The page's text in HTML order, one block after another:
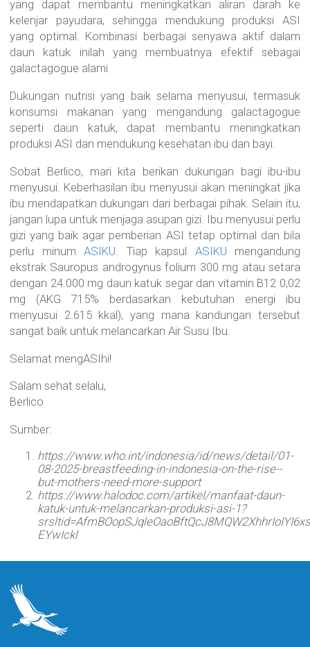
yang dapat membantu meningkatkan aliran darah ke
kelenjar payudara, sehingga mendukung produksi ASI
yang optimal. Kombinasi berbagai senyawa aktif dalam
daun katuk inilah yang membuatnya efektif sebagai
galactagogue alami.
Dukungan nutrisi yang baik selama menyusui, termasuk
konsumsi makanan yang mengandung galactagogue
seperti daun katuk, dapat membantu meningkatkan
produksi ASI dan mendukung kesehatan ibu dan bayi.
Sobat Berlico, mari kita berikan dukungan bagi ibu-ibu
menyusui. Keberhasilan ibu menyusui akan meningkat jika
ibu mendapatkan dukungan dari berbagai pihak. Selain itu,
jangan lupa untuk menjaga asupan gizi. Ibu menyusui perlu
gizi yang baik agar pemberian ASI tetap optimal dan bila
perlu minum ASIKU . Tiap kapsul ASIKU mengandung
ekstrak Sauropus androgynus folium 300 mg atau setara
dengan 24.000 mg daun katuk segar dan vitamin B12 0,02
mg (AKG 715% berdasarkan kebutuhan energi ibu
menyusui 2.615 kkal), yang mana kandungan tersebut
sangat baik untuk melancarkan Air Susu Ibu.
Selamat mengASIhi!
Salam sehat selalu,
Berlico
Sumber:
https://www.who.int/indonesia/id/news/detail/01-
08-2025-breastfeeding-in-indonesia-on-the-rise--
but-mothers-need-more-support
https://www.halodoc.com/artikel/manfaat-daun-
katuk-untuk-melancarkan-produksi-asi-1?
EYwIckl